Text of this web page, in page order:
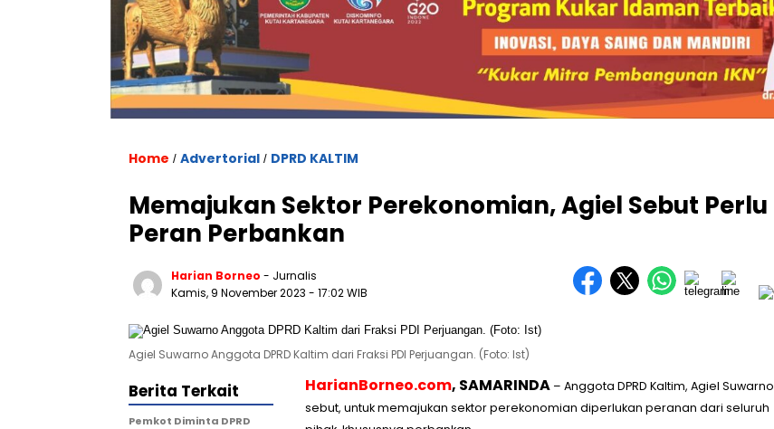
Home / Advertorial / DPRD KALTIM
Memajukan Sektor Perekonomian, Agiel Sebut Perlu
Peran Perbankan
Harian Borneo - Jurnalis
Kamis, 9 November 2023 - 17:02 WIB
Agiel Suwarno Anggota DPRD Kaltim dari Fraksi PDI Perjuangan. (Foto: Ist)
HarianBorneo.com, SAMARINDA – Anggota DPRD Kaltim, Agiel Suwarno
sebut, untuk memajukan sektor perekonomian diperlukan peranan dari seluruh
Berita Terkait
Pemkot Diminta DPRD